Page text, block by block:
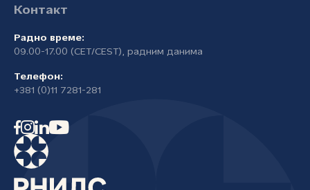
Контакт
Радно време:
09.00-17.00 (CET/CEST), радним данима
Телефон:
+381 (0)11 7281-281